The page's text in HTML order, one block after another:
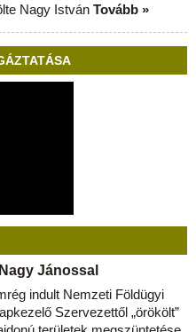
Nagy István Tovább »
Jánossal
indult Nemzeti Földügyi
Szervezettől „örökölt”